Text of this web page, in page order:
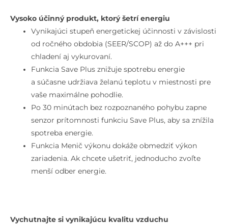
Vysoko účinný produkt, ktorý šetrí energiu
Vynikajúci stupeň energetickej účinnosti v závislosti
od ročného obdobia (SEER/SCOP) až do A+++ pri
chladení aj vykurovaní.
Funkcia Save Plus znižuje spotrebu energie
a súčasne udržiava želanú teplotu v miestnosti pre
vaše maximálne pohodlie.
Po 30 minútach bez rozpoznaného pohybu zapne
senzor prítomnosti funkciu Save Plus, aby sa znížila
spotreba energie.
Funkcia Menič výkonu dokáže obmedziť výkon
zariadenia. Ak chcete ušetriť, jednoducho zvoľte
menší odber energie.
Vychutnajte si vynikajúcu kvalitu vzduchu